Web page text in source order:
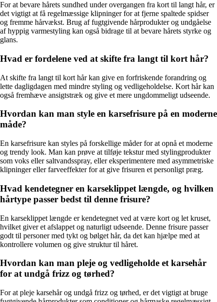
For at bevare hårets sundhed under overgangen fra kort til langt hår, er
det vigtigt at få regelmæssige klipninger for at fjerne spaltede spidser
og fremme hårvækst. Brug af fugtgivende hårprodukter og undgåelse
af hyppig varmestyling kan også bidrage til at bevare hårets styrke og
glans.
Hvad er fordelene ved at skifte fra langt til kort hår?
At skifte fra langt til kort hår kan give en forfriskende forandring og
lette dagligdagen med mindre styling og vedligeholdelse. Kort hår kan
også fremhæve ansigtstræk og give et mere ungdommeligt udseende.
Hvordan kan man style en karsefrisure på en moderne
måde?
En karsefrisure kan styles på forskellige måder for at opnå et moderne
og trendy look. Man kan prøve at tilføje tekstur med stylingprodukter
som voks eller saltvandsspray, eller eksperimentere med asymmetriske
klipninger eller farveeffekter for at give frisuren et personligt præg.
Hvad kendetegner en karseklippet længde, og hvilken
hårtype passer bedst til denne frisure?
En karseklippet længde er kendetegnet ved at være kort og let kruset,
hvilket giver et afslappet og naturligt udseende. Denne frisure passer
godt til personer med tykt og bølget hår, da det kan hjælpe med at
kontrollere volumen og give struktur til håret.
Hvordan kan man pleje og vedligeholde et karsehår
for at undgå frizz og tørhed?
For at pleje karsehår og undgå frizz og tørhed, er det vigtigt at bruge